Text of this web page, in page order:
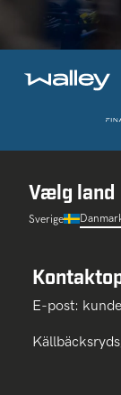
Vælg land
Sverige
E-post: